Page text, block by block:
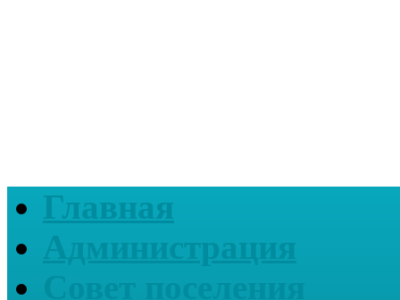
Главная
Администрация